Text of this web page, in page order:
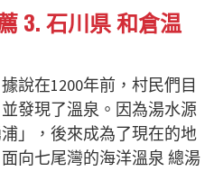
3. 石川県 和倉温
說在1200年前，村民們目
發現了溫泉。因為湯水源
」，後來成為了現在的地
向七尾灣的海洋溫泉 總湯